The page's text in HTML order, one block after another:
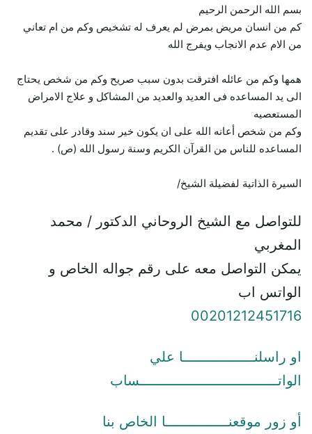
بسم الله الرحمن الرحيم
كم من انسان مريض بمرض لم يعرف له تشخيص وكم من ام تعاني
من الام عدم الانجاب ويفرج الله
همها وكم من عائله افترقت بدون سبب صريح وكم من شخص يحتاج
الى يد المساعده فى العديد والعديد من المشاكل و علاج الامراض
المستعصيه
وكم من شخص أعانه الله على ان يكون خير سند وقادر على تقديم
المساعده للناس من القرآن الكريم وسنة رسول الله (ص) .
السيرة الذاتية لفضيلة الشيخ/
للتواصل مع الشيخ الروحاني الدكتور / محمد
المغربي
يمكن التواصل معه على رقم جواله الخاص و
الواتس اب
00201212451716
او راسلنـــــــــــــــــا علي
الواتـــــــــــــــــــــــــــــــــساب
أو زور موقعنـــــــــــــــا الخاص بنا